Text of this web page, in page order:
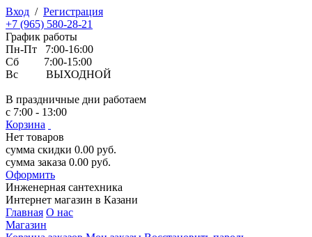
Вход / Регистрация
+7 (965) 580-28-21
График работы
Пн-Пт 7:00-16:00
Сб 7:00-15:00
Вс ВЫХОДНОЙ
В праздничные дни работаем
с 7:00 - 13:00
Корзина
Нет товаров
сумма скидки 0.00 руб.
сумма заказа 0.00 руб.
Оформить
Инженерная сантехника
Интернет магазин в Казани
Главная О нас
Магазин